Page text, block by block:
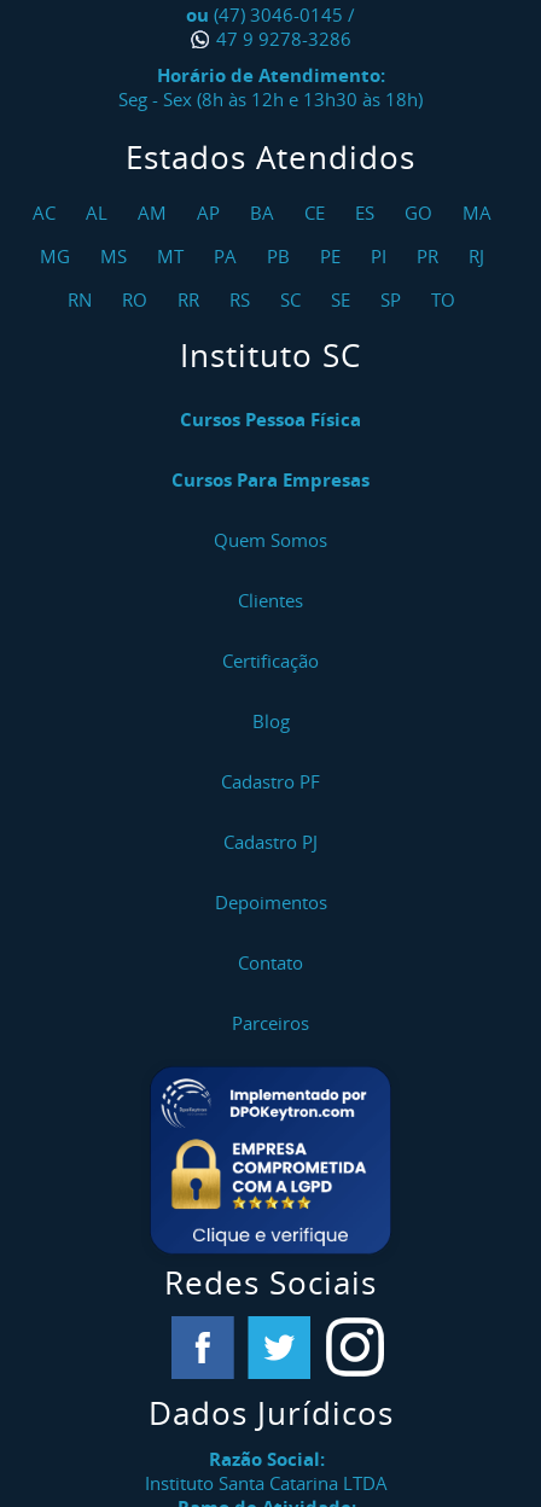
ou (47) 3046-0145 /
47 9 9278-3286
Horário de Atendimento:
Seg - Sex (8h às 12h e 13h30 às 18h)
Estados Atendidos
AC AL AM AP BA CE ES GO
MA
MG
MS MT PA PB PE PI PR
RJ
RN
RO RR RS SC SE SP TO
Instituto SC
Cursos Pessoa Física
Cursos Para Empresas
Quem Somos
Clientes
Certificação
Blog
Cadastro PF
Cadastro PJ
Depoimentos
Contato
Parceiros
Redes Sociais
Dados Jurídicos
Razão Social:
Instituto Santa Catarina LTDA